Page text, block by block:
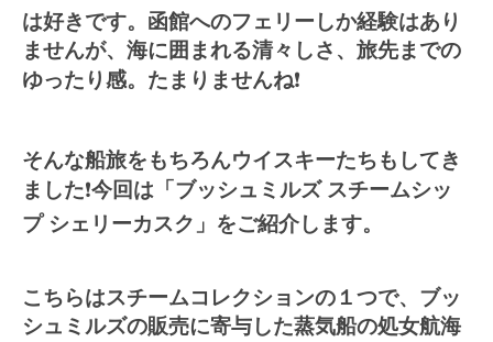
は好きです。函館へのフェリーしか経験はあり
ませんが、海に囲まれる清々しさ、旅先までの
ゆったり感。たまりませんね❗️
そんな船旅をもちろんウイスキーたちもしてき
ました❗️今回は「ブッシュミルズ スチームシッ
プ シェリーカスク」をご紹介します。
こちらはスチームコレクションの１つで、ブッ
シュミルズの販売に寄与した蒸気船の処女航海